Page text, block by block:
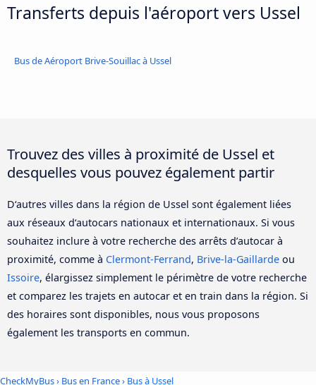
Transferts depuis l'aéroport vers Ussel
Bus de Aéroport Brive-Souillac à Ussel
Trouvez des villes à proximité de Ussel et
desquelles vous pouvez également partir
D‘autres villes dans la région de Ussel sont également liées
aux réseaux d‘autocars nationaux et internationaux. Si vous
souhaitez inclure à votre recherche des arrêts d’autocar à
proximité, comme à Clermont-Ferrand, Brive-la-Gaillarde ou
Issoire, élargissez simplement le périmètre de votre recherche
et comparez les trajets en autocar et en train dans la région. Si
des horaires sont disponibles, nous vous proposons
également les transports en commun.
CheckMyBus› Bus en France› Bus à Ussel